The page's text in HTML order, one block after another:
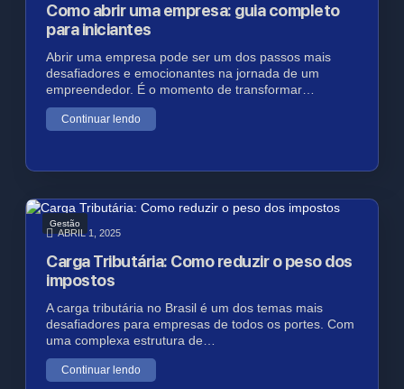
Como abrir uma empresa: guia completo
para iniciantes
Abrir uma empresa pode ser um dos passos mais
desafiadores e emocionantes na jornada de um
empreendedor. É o momento de transformar…
Continuar lendo
Gestão
ABRIL 1, 2025
Carga Tributária: Como reduzir o peso dos
impostos
A carga tributária no Brasil é um dos temas mais
desafiadores para empresas de todos os portes. Com
uma complexa estrutura de…
Continuar lendo